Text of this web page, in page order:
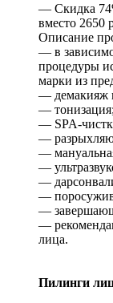
— Скидка
вместо 2650
Описание
— в
процедуры
марки из
— демакияж
— тонизация;
— SPA-
—
—
—
—
—
—
—
лица.
Пилинги